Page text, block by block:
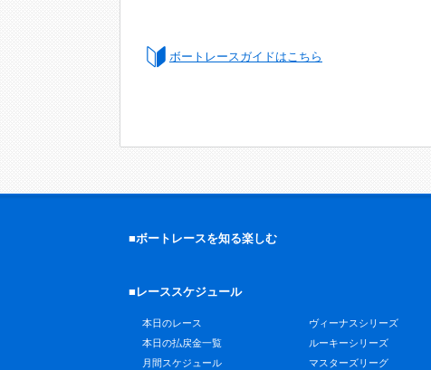
ボートレースガイドはこちら
■ボートレースを知る楽しむ
■レーススケジュール
本日のレース
本日の払戻金一覧
月間スケジュール
ヴィーナスシリーズ
ルーキーシリーズ
マスターズリーグ